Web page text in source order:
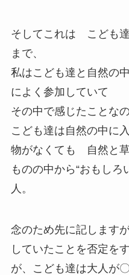
そしてこれは こども
まで、
私はこども達と自然の
によく参加していて
その中で感じたことなの
こども達は自然の中に
物がなくても 自然と
ものの中から“おもしろ
人。
念のため先に記します
していたことを否定を
が、こども達は大人が